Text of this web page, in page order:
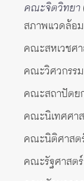
คณะจิตวิทยา
สภาพแวดล้อ
คณะสหเวชศ
คณะวิศวกรร
คณะสถาปัตย
คณะนิเทศศา
คณะนิติศาสต
คณะรัฐศาสตร์